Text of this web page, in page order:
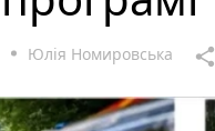
Юлія Номировська share